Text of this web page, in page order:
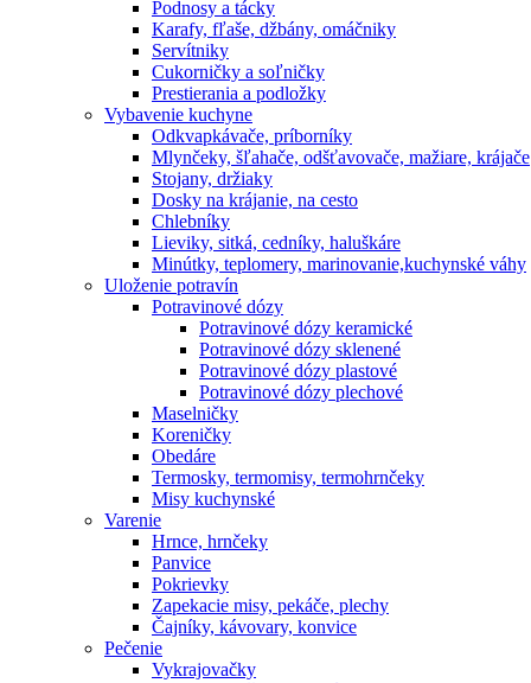
Podnosy a tácky
Karafy, fľaše, džbány, omáčniky
Servítniky
Cukorničky a soľničky
Prestierania a podložky
Vybavenie kuchyne
Odkvapkávače, príborníky
Mlynčeky, šľahače, odšťavovače, mažiare, krájače
Stojany, držiaky
Dosky na krájanie, na cesto
Chlebníky
Lieviky, sitká, cedníky, haluškáre
Minútky, teplomery, marinovanie,kuchynské váhy
Uloženie potravín
Potravinové dózy
Potravinové dózy keramické
Potravinové dózy sklenené
Potravinové dózy plastové
Potravinové dózy plechové
Maselničky
Koreničky
Obedáre
Termosky, termomisy, termohrnčeky
Misy kuchynské
Varenie
Hrnce, hrnčeky
Panvice
Pokrievky
Zapekacie misy, pekáče, plechy
Čajníky, kávovary, konvice
Pečenie
Vykrajovačky